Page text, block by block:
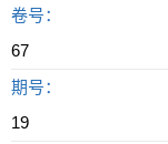
卷号：
67
期号：
19